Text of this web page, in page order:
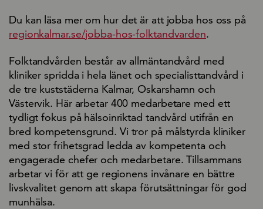
Du kan läsa mer om hur det är att jobba hos oss på
regionkalmar.se/jobba-hos-folktandvarden.
Folktandvården består av allmäntandvård med
kliniker spridda i hela länet och specialisttandvård i
de tre kuststäderna Kalmar, Oskarshamn och
Västervik. Här arbetar 400 medarbetare med ett
tydligt fokus på hälsoinriktad tandvård utifrån en
bred kompetensgrund. Vi tror på målstyrda kliniker
med stor frihetsgrad ledda av kompetenta och
engagerade chefer och medarbetare. Tillsammans
arbetar vi för att ge regionens invånare en bättre
livskvalitet genom att skapa förutsättningar för god
munhälsa.